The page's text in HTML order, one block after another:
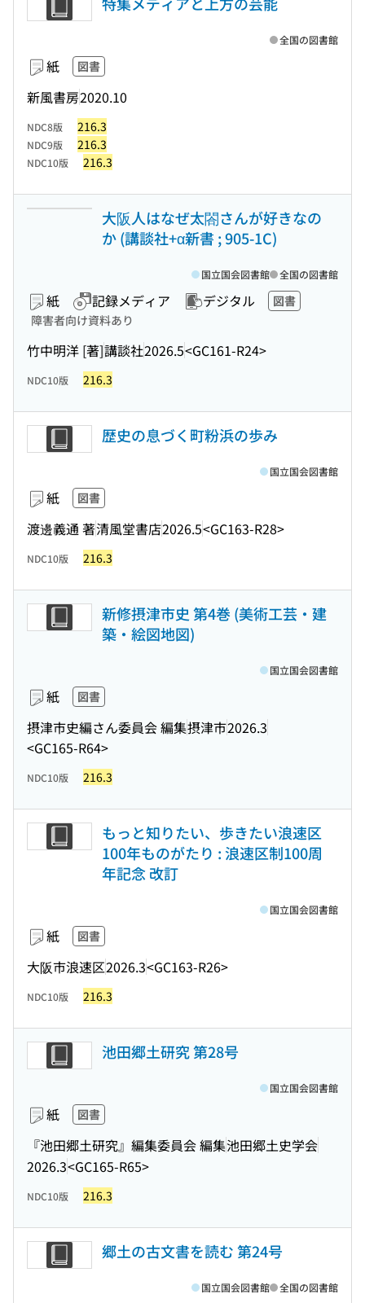
紙 図書
新風書房2020.10
全国の図書館
NDC8版 216.3
NDC9版 216.3
NDC10版 216.3
大阪人はなぜ太閤さんが好きなの
か (講談社+α新書 ; 905-1C)
紙 記録メディア デジタル
図書
障害者向け資料あり
竹中明洋 [著]講談社2026.5<GC161-R24>
国立国会図書館 全国の図書館
NDC10版 216.3
歴史の息づく町粉浜の歩み
紙 図書
渡邊義通 著清風堂書店2026.5<GC163-R28>
国立国会図書館
NDC10版 216.3
新修摂津市史 第4巻 (美術工芸・建
築・絵図地図)
紙 図書
摂津市史編さん委員会 編集摂津市2026.3
<GC165-R64>
国立国会図書館
NDC10版 216.3
もっと知りたい、歩きたい浪速区
100年ものがたり : 浪速区制100周
年記念 改訂
紙 図書
大阪市浪速区2026.3<GC163-R26>
国立国会図書館
NDC10版 216.3
池田郷土研究 第28号
紙 図書
『池田郷土研究』編集委員会 編集池田郷土史学会
2026.3<GC165-R65>
国立国会図書館
NDC10版 216.3
郷土の古文書を読む 第24号
国立国会図書館 全国の図書館